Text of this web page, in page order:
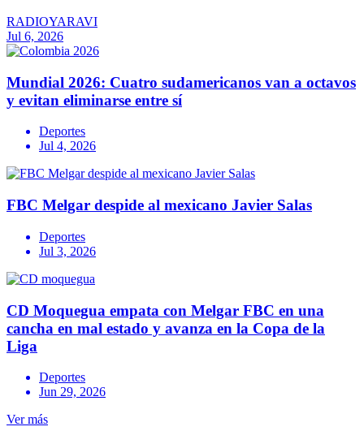
RADIOYARAVI
Jul 6, 2026
Mundial 2026: Cuatro sudamericanos van a octavos
y evitan eliminarse entre sí
Deportes
Jul 4, 2026
FBC Melgar despide al mexicano Javier Salas
Deportes
Jul 3, 2026
CD Moquegua empata con Melgar FBC en una
cancha en mal estado y avanza en la Copa de la
Liga
Deportes
Jun 29, 2026
Ver más